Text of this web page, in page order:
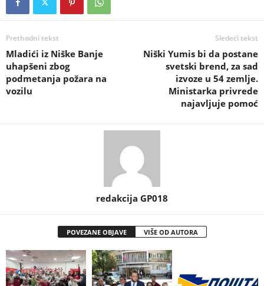
Prethodni tekst
Mladići iz Niške Banje
uhapšeni zbog
podmetanja požara na
vozilu
Sledeći tekst
Niški Yumis bi da postane
svetski brend, za sad
izvoze u 54 zemlje.
Ministarka privrede
najavljuje pomoć
redakcija GP018
POVEZANE OBJAVE VIŠE OD AUTORA